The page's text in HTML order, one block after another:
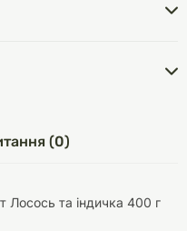
(0)
та індичка 400 г